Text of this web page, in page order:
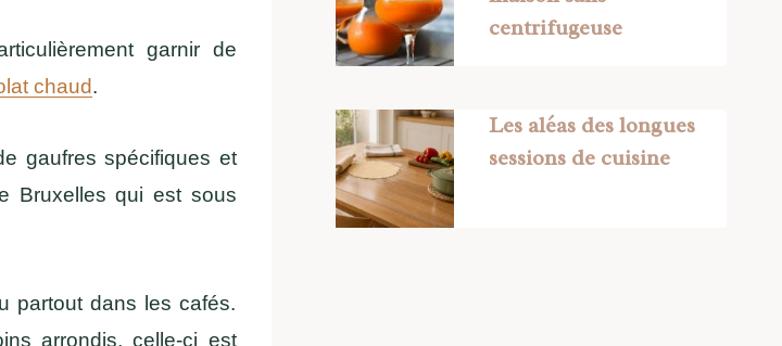
garnir de
chaud.
gaufres spécifiques et
Bruxelles qui est sous
partout dans les cafés.
arrondis, celle-ci est
centrifugeuse
Les aléas des longues
sessions de cuisine